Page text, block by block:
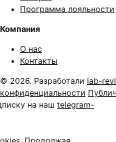
Программа лояльности
Компания
О нас
Контакты
© 2026. Разработали lab-
конфиденциальности
на наш telegram-